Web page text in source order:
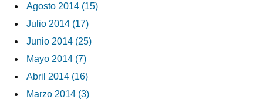
Agosto 2014 (15)
Julio 2014 (17)
Junio 2014 (25)
Mayo 2014 (7)
Abril 2014 (16)
Marzo 2014 (3)